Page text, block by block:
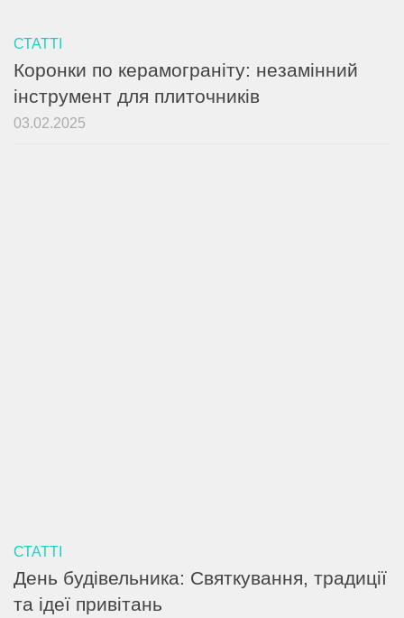
СТАТТІ
Коронки по керамограніту: незамінний
інструмент для плиточників
03.02.2025
СТАТТІ
День будівельника: Святкування, традиції
та ідеї привітань